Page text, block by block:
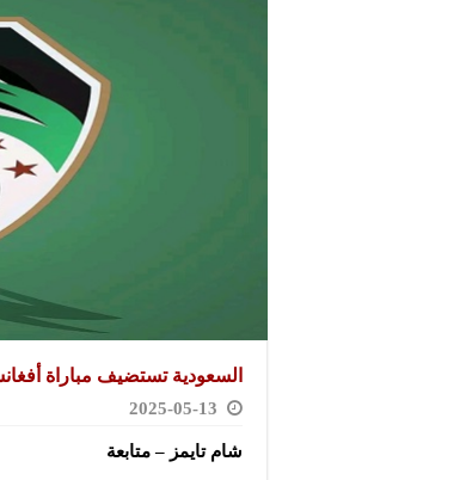
السعودية تستضيف مباراة
2025-05-13
شام تايمز – متابعة